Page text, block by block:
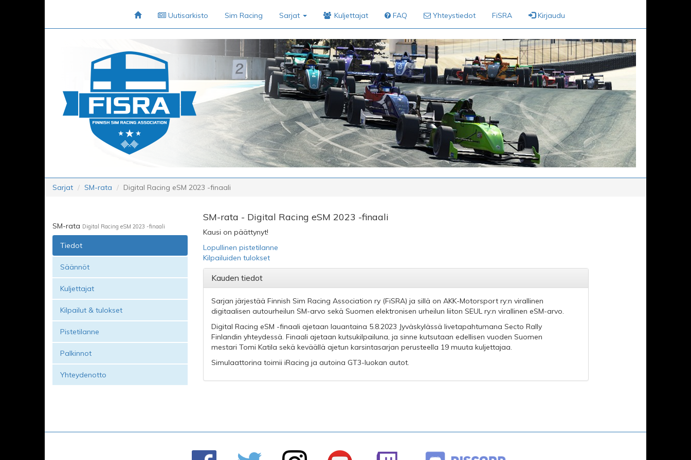
Uutisarkisto Sim Racing Sarjat Kuljettajat FAQ Yhteystiedot FiSRA Kirjaudu
Sarjat SM-rata Digital Racing eSM 2023 -finaali
SM-rata Digital Racing eSM 2023 -finaali
Tiedot
Säännöt
Kuljettajat
Kilpailut & tulokset
Pistetilanne
Palkinnot
Yhteydenotto
SM-rata - Digital Racing eSM 2023 -finaali
Kausi on päättynyt!
Lopullinen pistetilanne
Kilpailuiden tulokset
Kauden tiedot
Sarjan järjestää Finnish Sim Racing Association ry (FiSRA) ja sillä on AKK-Motorsport ry:n virallinen
digitaalisen autourheilun SM-arvo sekä Suomen elektronisen urheilun liiton SEUL ry:n virallinen eSM-arvo.
Digital Racing eSM -finaali ajetaan lauantaina 5.8.2023 Jyväskylässä livetapahtumana Secto Rally
Finlandin yhteydessä. Finaali ajetaan kutsukilpailuna, ja sinne kutsutaan edellisen vuoden Suomen
mestari Tomi Katila sekä keväällä ajetun karsintasarjan perusteella 19 muuta kuljettajaa.
Simulaattorina toimii iRacing ja autoina GT3-luokan autot.